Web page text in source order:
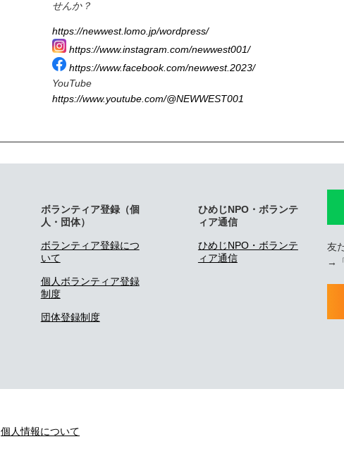
せんか？
https://newwest.lomo.jp/wordpress/
https://www.instagram.com/newwest001/
https://www.facebook.com/newwest.2023/
YouTube
https://www.youtube.com/@NEWWEST001
ボランティア登録（個
人・団体）
ボランティア登録につ
いて
個人ボランティア登録
制度
団体登録制度
ひめじNPO・ボランテ
ィア通信
ひめじNPO・ボランテ
ィア通信
友
→
個人情報について